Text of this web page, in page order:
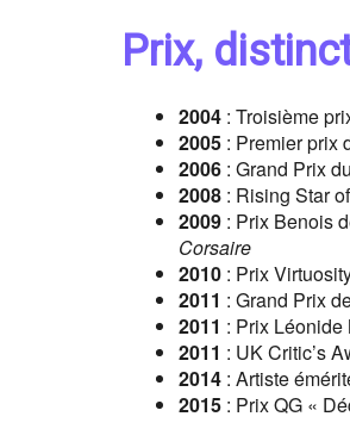
Prix,
2004 : Troisième
2005 : Premier prix
2006 : Grand Prix
2008 : Rising Star
2009 : Prix Benois
Corsaire
2010 : Prix
2011 : Grand Prix
2011 : Prix
2011 : UK Critic’s
2014 : Artiste
2015 : Prix QG «